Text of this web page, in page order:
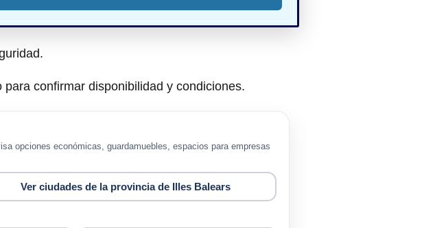
confirmar disponibilidad y condiciones.
opciones económicas, guardamuebles, espacios para empresas
Ver ciudades de la provincia de Illes Balears